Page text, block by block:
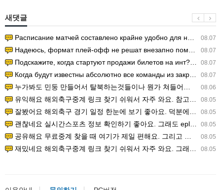
새댓글
08.07
Расписание матчей составлено крайне удобно для нашего часово…
08.07
Надеюсь, формат плей-офф не решат внезапно поменять. https:/…
08.07
Подскажите, когда стартуют продажи билетов на инт? https://g…
08.07
Когда будут известны абсолютно все команды из закрытых квали…
08.06
누가봐도 민둥 만들어서 탈북하는것들이나 뭔가 쳐들어오는 낌새를 미리 알아차리기 위함이지 저걸 전쟁준비라고 하…
08.05
유익해요 해외축구중계 링크 찾기 쉬워서 자주 와요. 참고로 무료스포츠중계 정보 확인할 때 출처 꼭 체크해요.…
08.05
잘봤어요 해외축구 경기 일정 한눈에 보기 좋아요. 덕분에 epl중계 볼 때 공식 중계 채널 먼저 찾아봐요. …
08.05
괜찮네요 실시간스포츠 정보 확인하기 좋아요. 그래도 epl중계 볼 때 공식 중계 채널 먼저 찾아봐요. 북마크…
08.05
공유해요 무료중계 찾을 때 여기가 제일 편해요. 그리고 무료스포츠중계 정보 확인할 때 출처 꼭 체크해요. 앞…
08.05
재밌네요 해외축구중계 링크 찾기 쉬워서 자주 와요. 그래서 해외축구중계도 정식 서비스로 봐야 안전해요. 다음…